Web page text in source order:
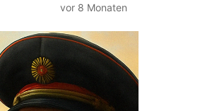
vor 8 Monaten